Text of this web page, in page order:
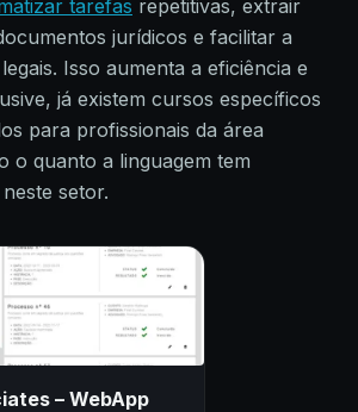
tarefas repetitivas, extrair
jurídicos e facilitar a
Isso aumenta a eficiência e
já existem cursos específicos
para profissionais da área
o quanto a linguagem tem
setor.
– WebApp